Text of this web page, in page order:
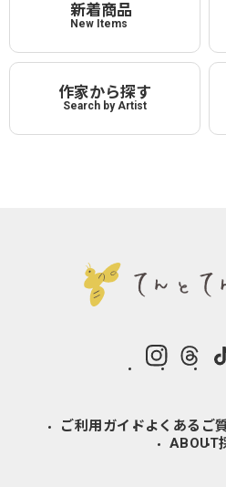
新着商品
New Items
作家から探す
Search by Artist
instagramThreads TikTok
ご利用ガイドよくあるご
ABOUT